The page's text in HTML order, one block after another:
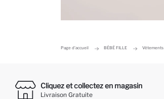
Page d'accueil BÉBÉ FILLE Vêtements
Cliquez et collectez en magasin
Livraison Gratuite